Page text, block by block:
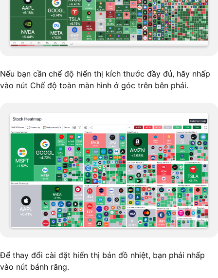
Nếu bạn cần chế độ hiển thị kích thước đầy đủ, hãy nhấp
vào nút Chế độ toàn màn hình ở góc trên bên phải.
Để thay đổi cài đặt hiển thị bản đồ nhiệt, bạn phải nhấp
vào nút bánh răng.